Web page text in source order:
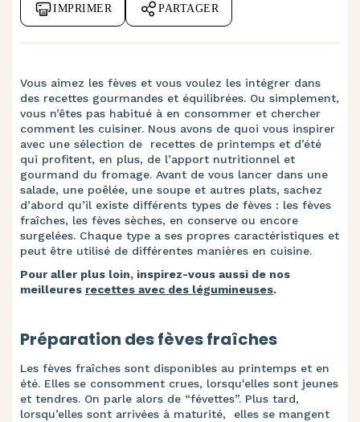
IMPRIMER PARTAGER
Vous aimez les fèves et vous voulez les intégrer dans
des recettes gourmandes et équilibrées. Ou simplement,
vous n’êtes pas habitué à en consommer et chercher
comment les cuisiner. Nous avons de quoi vous inspirer
avec une sélection de recettes de printemps et d’été
qui profitent, en plus, de l’apport nutritionnel et
gourmand du fromage. Avant de vous lancer dans une
salade, une poêlée, une soupe et autres plats, sachez
d’abord qu’il existe différents types de fèves : les fèves
fraîches, les fèves sèches, en conserve ou encore
surgelées. Chaque type a ses propres caractéristiques et
peut être utilisé de différentes manières en cuisine.
Pour aller plus loin, inspirez-vous aussi de nos
meilleures recettes avec des légumineuses.
Préparation des fèves fraîches
Les fèves fraîches sont disponibles au printemps et en
été. Elles se consomment crues, lorsqu'elles sont jeunes
et tendres. On parle alors de “févettes”. Plus tard,
lorsqu’elles sont arrivées à maturité, elles se mangent